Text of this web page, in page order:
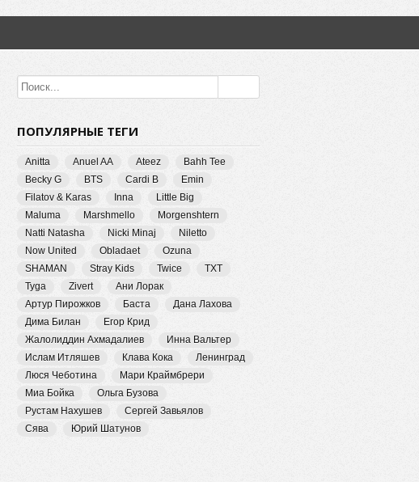
ПОПУЛЯРНЫЕ ТЕГИ
Anitta Anuel AA Ateez
Bahh Tee
Becky G
BTS Cardi B
Emin
Filatov & Karas
Inna
Little Big
Maluma
Marshmello
Morgenshtern
Natti Natasha
Nicki Minaj
Niletto
Now United
Obladaet
Ozuna
SHAMAN
Stray Kids Twice
TXT
Tyga
Zivert
Ани Лорак
Артур Пирожков
Баста
Дана Лахова
Дима Билан
Егор Крид
Жалолиддин Ахмадалиев
Инна Вальтер
Ислам Итляшев
Клава Кока
Ленинград
Люся Чеботина
Мари Краймбрери
Миа Бойка
Ольга Бузова
Рустам Нахушев
Сергей Завьялов
Сява
Юрий Шатунов